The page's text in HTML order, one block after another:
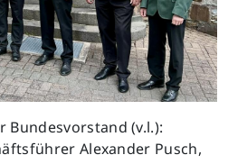
(v.l.):
Alexander Pusch,